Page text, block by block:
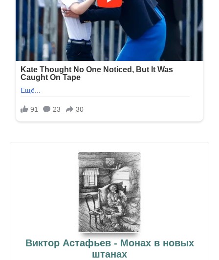
Виктор Астафьев - Монах в новых
штанах